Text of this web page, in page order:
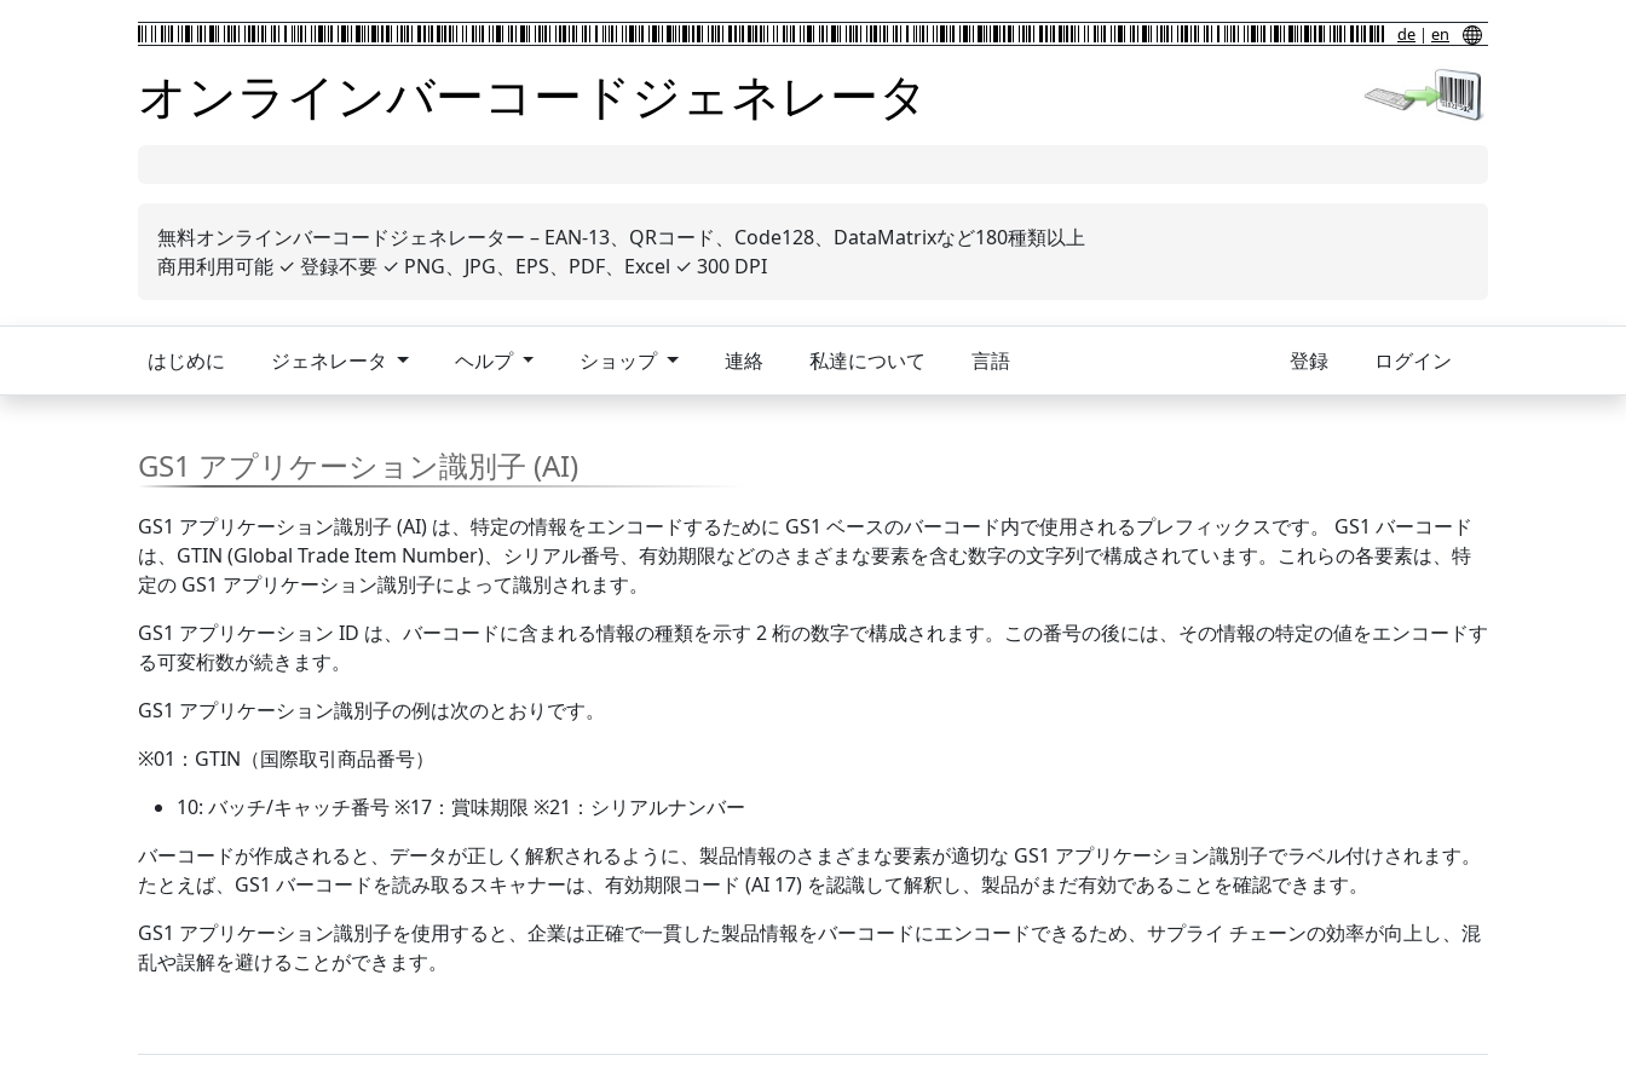
de | en
オンラインバーコードジェネレータ
無料オンラインバーコードジェネレーター – EAN-13、QRコード、Code128、DataMatrixなど180種類以上
商用利用可能 ✓ 登録不要 ✓ PNG、JPG、EPS、PDF、Excel ✓ 300 DPI
はじめに ジェネレータ ヘルプ ショップ 連絡 私達について 言語 登録 ログイン
GS1 アプリケーション識別子 (AI)
GS1 アプリケーション識別子 (AI) は、特定の情報をエンコードするために GS1 ベースのバーコード内で使用されるプレフィックスです。 GS1 バーコード
は、GTIN (Global Trade Item Number)、シリアル番号、有効期限などのさまざまな要素を含む数字の文字列で構成されています。これらの各要素は、特
定の GS1 アプリケーション識別子によって識別されます。
GS1 アプリケーション ID は、バーコードに含まれる情報の種類を示す 2 桁の数字で構成されます。この番号の後には、その情報の特定の値をエンコードす
る可変桁数が続きます。
GS1 アプリケーション識別子の例は次のとおりです。
※01：GTIN（国際取引商品番号）
10: バッチ/キャッチ番号 ※17：賞味期限 ※21：シリアルナンバー
バーコードが作成されると、データが正しく解釈されるように、製品情報のさまざまな要素が適切な GS1 アプリケーション識別子でラベル付けされます。
たとえば、GS1 バーコードを読み取るスキャナーは、有効期限コード (AI 17) を認識して解釈し、製品がまだ有効であることを確認できます。
GS1 アプリケーション識別子を使用すると、企業は正確で一貫した製品情報をバーコードにエンコードできるため、サプライ チェーンの効率が向上し、混
乱や誤解を避けることができます。